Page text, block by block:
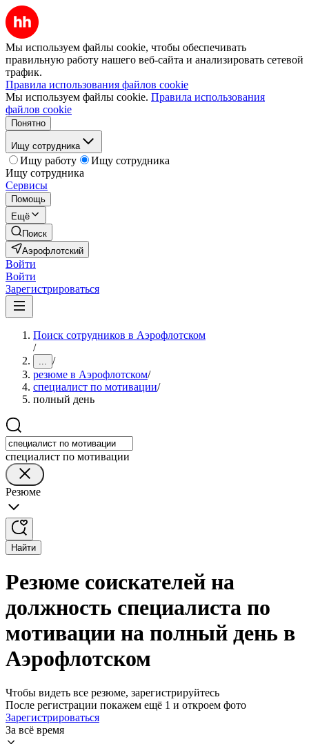
Мы используем файлы cookie, чтобы обеспечивать
правильную работу нашего веб-сайта и анализировать сетевой
трафик.
Правила использования файлов cookie
Мы используем файлы cookie. Правила использования
файлов cookie
Понятно
Ищу сотрудника
Ищу работу
Ищу сотрудника
Ищу сотрудника
Сервисы
Помощь
Ещё
Поиск
Аэрофлотский
Войти
Войти
Зарегистрироваться
Поиск сотрудников в Аэрофлотском
/
... /
резюме в Аэрофлотском/
специалист по мотивации/
полный день
специалист по мотивации
Резюме
Найти
Резюме соискателей на
должность специалиста по
мотивации на полный день в
Аэрофлотском
Чтобы видеть все резюме, зарегистрируйтесь
После регистрации покажем ещё 1 и откроем фото
Зарегистрироваться
За всё время